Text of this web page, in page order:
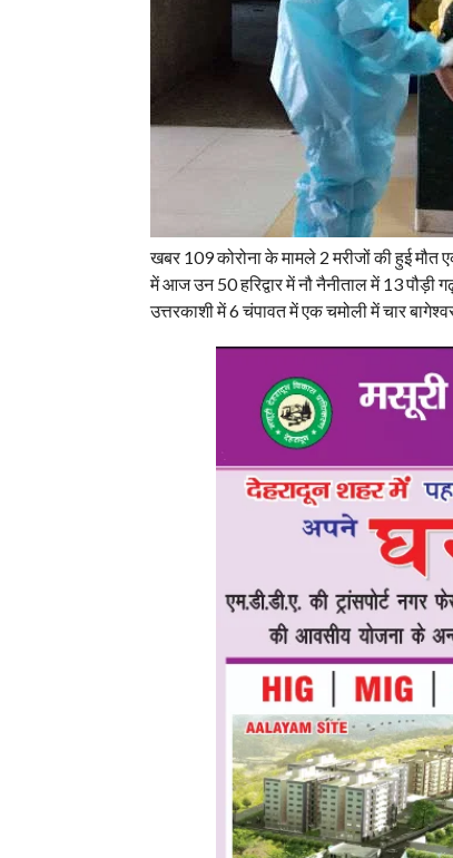
खबर 109 कोरोना के मामले 2 मरीजों की हुई
में आज उन 50 हरिद्वार में नौ नैनीताल में 13 पौड़ी
उत्तरकाशी में 6 चंपावत में एक चमोली में चार